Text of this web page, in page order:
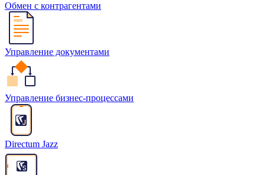
Обмен с контрагентами
Управление документами
Управление бизнес-процессами
Directum Jazz